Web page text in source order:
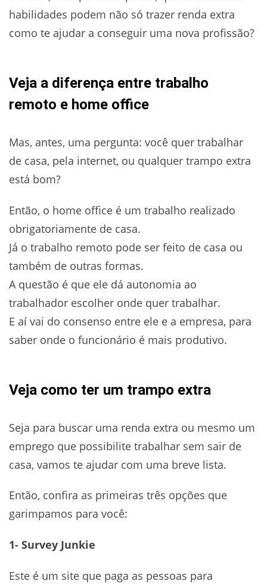
habilidades podem não só trazer renda extra
como te ajudar a conseguir uma nova profissão?
Veja a diferença entre trabalho
remoto e home office
Mas, antes, uma pergunta: você quer trabalhar
de casa, pela internet, ou qualquer trampo extra
está bom?
Então, o home office é um trabalho realizado
obrigatoriamente de casa.
Já o trabalho remoto pode ser feito de casa ou
também de outras formas.
A questão é que ele dá autonomia ao
trabalhador escolher onde quer trabalhar.
E aí vai do consenso entre ele e a empresa, para
saber onde o funcionário é mais produtivo.
Veja como ter um trampo extra
Seja para buscar uma renda extra ou mesmo um
emprego que possibilite trabalhar sem sair de
casa, vamos te ajudar com uma breve lista.
Então, confira as primeiras três opções que
garimpamos para você:
1- Survey Junkie
Este é um site que paga as pessoas para